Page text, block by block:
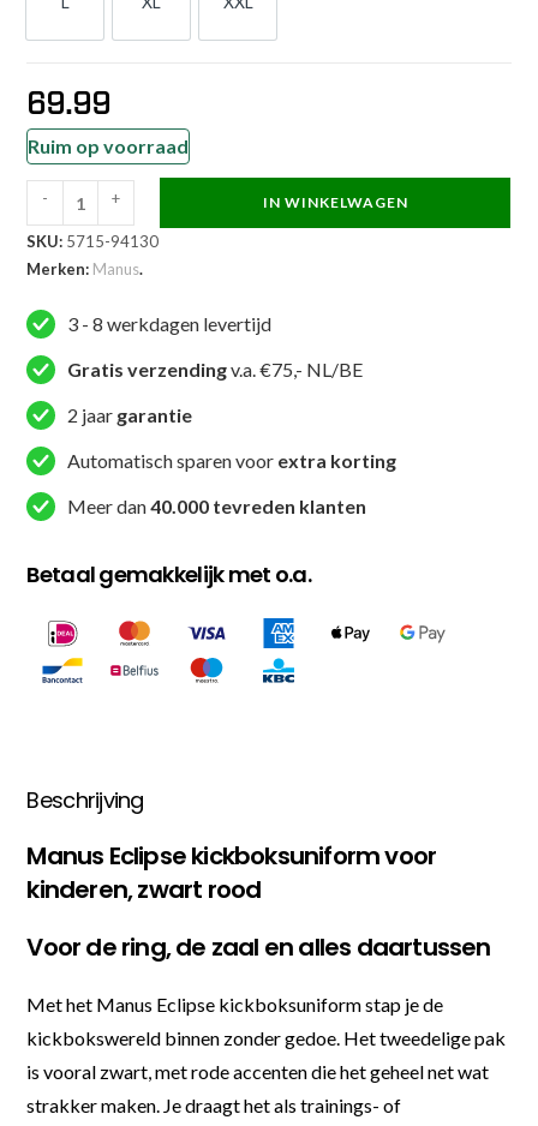
L XL XXL
69.99
Ruim op voorraad
Kickboksuniform
-
Eclipse
-
Zwart
Rood
aantal
- + IN WINKELWAGEN
SKU: 5715-94130
Merken: Manus.
3 - 8 werkdagen levertijd
Gratis verzendingv.a. €75,- NL/BE
2 jaar garantie
Automatisch sparen voor extra korting
Meer dan40.000 tevreden klanten
Betaal gemakkelijk met o.a.
Beschrijving
Manus Eclipse kickboksuniform voor
kinderen, zwart rood
Voor de ring, de zaal en alles daartussen
Met het Manus Eclipse kickboksuniform stap je de
kickbokswereld binnen zonder gedoe. Het tweedelige pak
is vooral zwart, met rode accenten die het geheel net wat
strakker maken. Je draagt het als trainings- of